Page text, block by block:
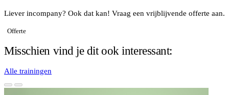
Liever incompany? Ook dat kan! Vraag een vrijblijvende offerte aan.
Offerte
Misschien vind je dit ook interessant:
Alle trainingen